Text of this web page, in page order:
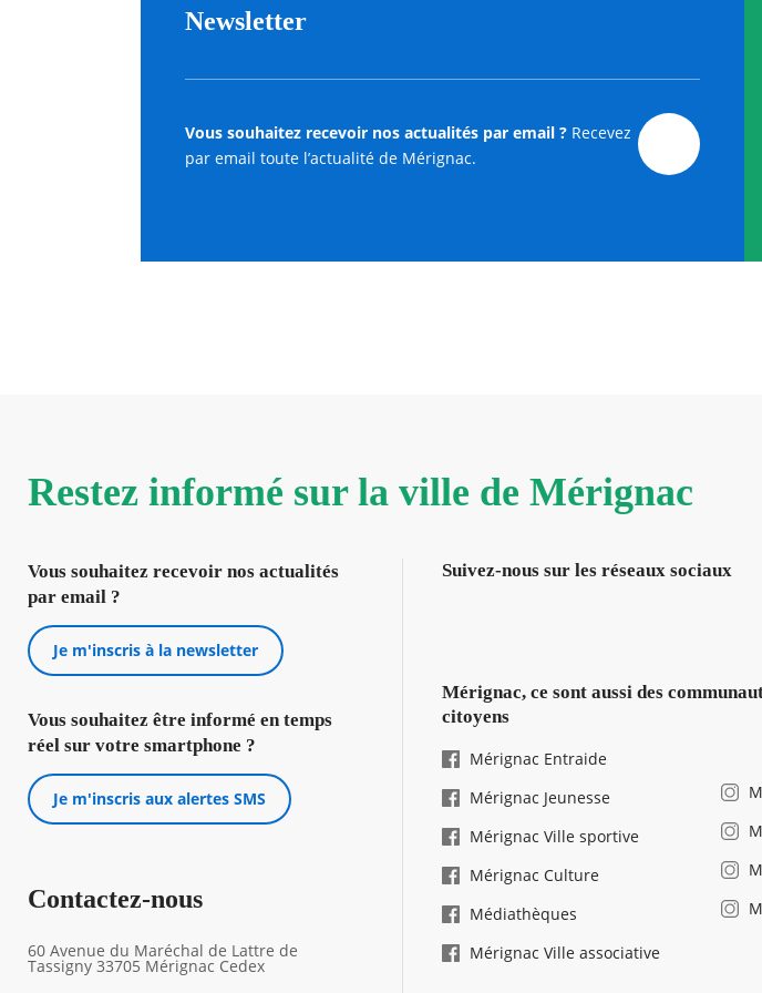
Newsletter
Vous souhaitez recevoir nos actualités par email ?Recevez
par email toute l’actualité de Mérignac.
Restez informé sur la ville de Mérignac
Vous souhaitez recevoir nos actualités
par email ?
Je m'inscris à la newsletter
Vous souhaitez être informé en temps
réel sur votre smartphone ?
Je m'inscris aux alertes SMS
Contactez-nous
60 Avenue du Maréchal de Lattre de
Tassigny 33705 Mérignac Cedex
Suivez-nous sur les réseaux sociaux
Mérignac, ce sont aussi des
citoyens
Mérignac Entraide
Mérignac Jeunesse
Mérignac Ville sportive
Mérignac Culture
Médiathèques
Mérignac Ville associative